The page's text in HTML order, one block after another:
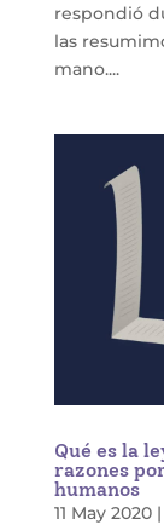
respondió
las
mano....
Qué es la
razones
humanos
11 May 2020|